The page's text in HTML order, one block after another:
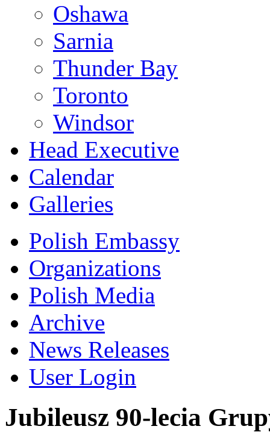
Oshawa
Sarnia
Thunder Bay
Toronto
Windsor
Head Executive
Calendar
Galleries
Polish Embassy
Organizations
Polish Media
Archive
News Releases
User Login
Jubileusz 90-lecia